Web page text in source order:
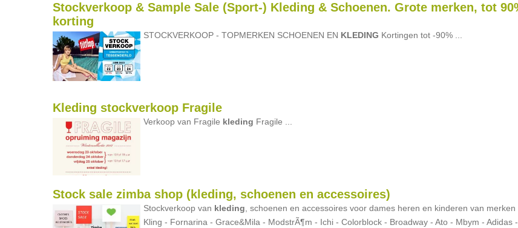
Stockverkoop & Sample Sale (Sport-) Kleding & Schoenen. Grote merken, tot
korting
STOCKVERKOOP - TOPMERKEN SCHOENEN EN KLEDING Kortingen tot -90% ...
Kleding stockverkoop Fragile
Verkoop van Fragile kleding Fragile ...
Stock sale zimba shop (kleding, schoenen en accessoires)
Stockverkoop van kleding , schoenen en accessoires voor dames heren en kinderen van merken
Kling - Fornarina - Grace&Mila - ModstrÃ¶m - Ichi - Colorblock - Broadway - Ato - Mbym - Adidas